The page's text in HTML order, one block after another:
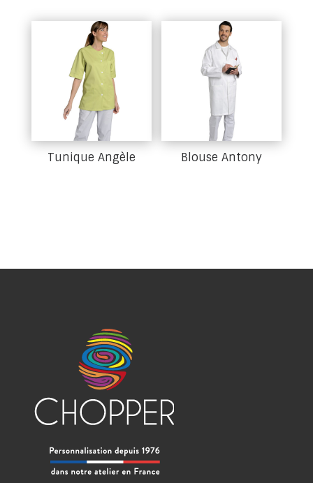
Tunique Angèle Blouse Antony